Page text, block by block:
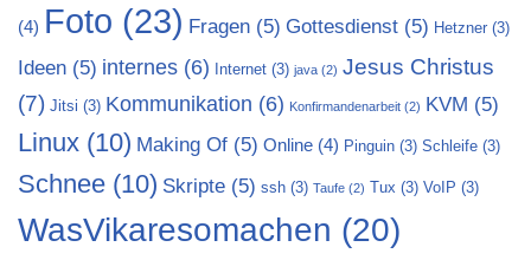
(4) Foto (23) Fragen (5) Gottesdienst (5) Hetzner (3)
Ideen (5) internes (6) Internet (3) java (2) Jesus Christus
(7) Jitsi (3) Kommunikation (6) Konfirmandenarbeit (2) KVM (5)
Linux (10) Making Of (5) Online (4) Pinguin (3) Schleife (3)
Schnee (10) Skripte (5) ssh (3) Taufe (2) Tux (3) VoIP (3)
WasVikaresomachen (20)